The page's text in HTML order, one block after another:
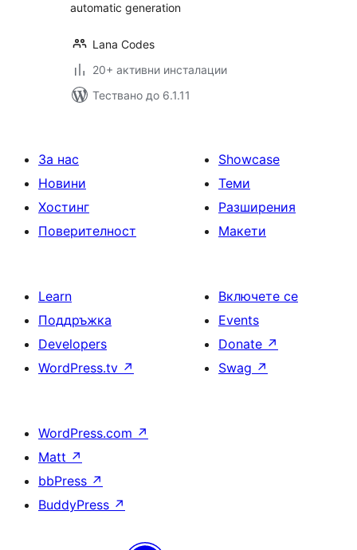
automatic generation
Lana Codes
20+ активни инсталации
Тествано до 6.1.11
За нас
Новини
Хостинг
Поверителност
Showcase
Теми
Разширения
Макети
Learn
Поддръжка
Developers
WordPress.tv ↗
Включете се
Events
Donate ↗
Swag ↗
WordPress.com ↗
Matt ↗
bbPress ↗
BuddyPress ↗